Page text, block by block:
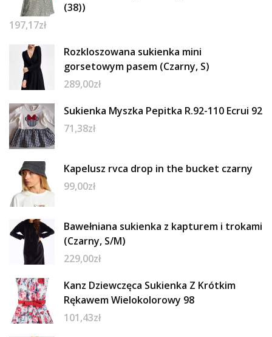
(38))
197,17zł
Rozkloszowana sukienka mini
gorsetowym pasem (Czarny, S)
289,00zł
Sukienka Myszka Pepitka R.92-110 Ecrui 92
71,38zł
Kapelusz rvca drop in the bucket czarny
99,00zł
Bawełniana sukienka z kapturem i trokami
(Czarny, S/M)
229,00zł
Kanz Dziewczęca Sukienka Z Krótkim
Rękawem Wielokolorowy 98
101,43zł